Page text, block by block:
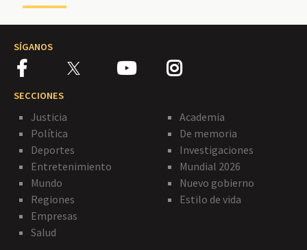
SÍGANOS
SECCIONES
Justicia
Política
Deportes
Entretenimiento
Mundo
Regiones
Empresas
Salud
Academia
De memoria
Investigaciones
Mundial 2026
Nuevo gobierno
Estilo de vida